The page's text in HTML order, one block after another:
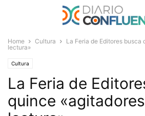
Home Cultura
La Feria de Editores busca
lectura»
Cultura
La Feria de
quince